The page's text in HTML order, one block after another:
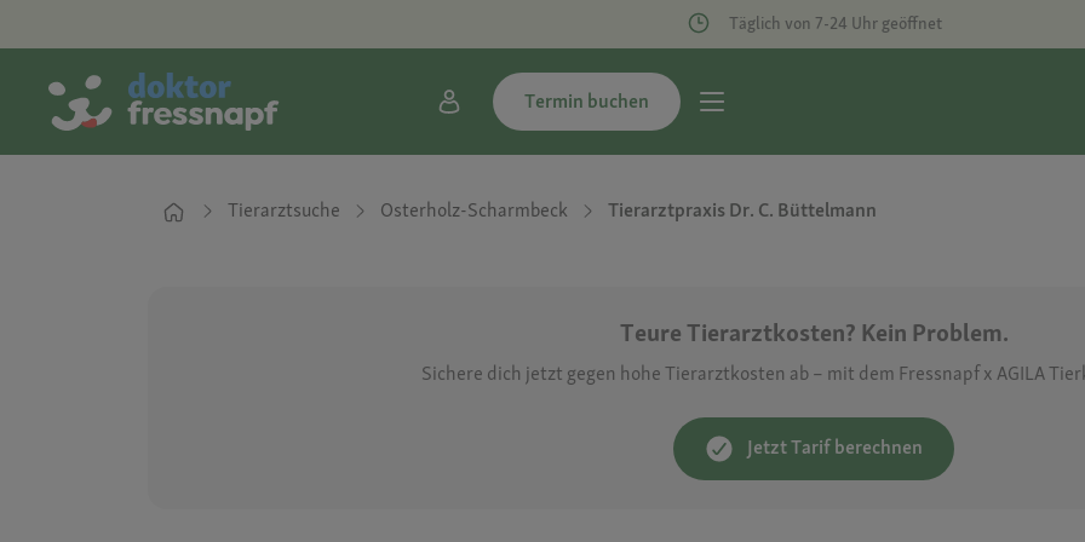
Täglich von 7-24 Uhr geöffnet
Termin buchen
Tierarztsuche Osterholz-Scharmbeck Tierarztpraxis Dr. C. Büttelmann
Teure Tierarztkosten? Kein Problem.
Sichere dich jetzt gegen hohe Tierarztkosten ab – mit dem Fressnapf x AGILA
Jetzt Tarif berechnen